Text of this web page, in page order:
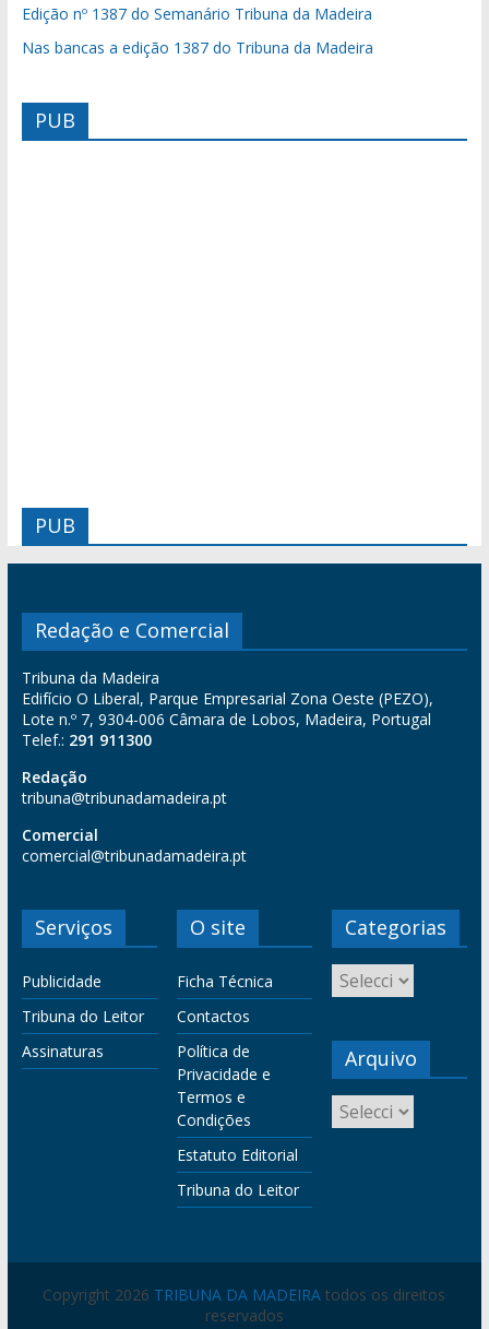
Edição nº 1387 do Semanário Tribuna da Madeira
Nas bancas a edição 1387 do Tribuna da Madeira
PUB
PUB
Redação e Comercial
Tribuna da Madeira
Edifício O Liberal, Parque Empresarial Zona Oeste (PEZO),
Lote n.º 7, 9304-006 Câmara de Lobos, Madeira, Portugal
Telef.: 291 911300
Redação
tribuna@tribunadamadeira.pt
Comercial
comercial@tribunadamadeira.pt
Serviços
Publicidade
Tribuna do Leitor
Assinaturas
O site
Ficha Técnica
Contactos
Política de
Privacidade e
Termos e
Condições
Estatuto Editorial
Tribuna do Leitor
Categorias
Arquivo
Copyright 2026 TRIBUNA DA MADEIRA todos os direitos
reservados